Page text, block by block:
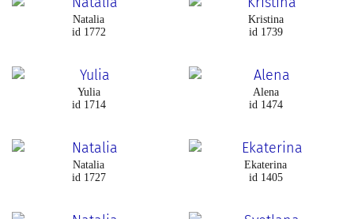
Natalia
id 1772
Kristina
id 1739
Yulia
id 1714
Alena
id 1474
Natalia
id 1727
Ekaterina
id 1405